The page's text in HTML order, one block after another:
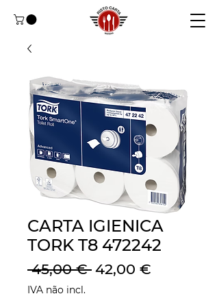
CARTA IGIENICA
TORK T8 472242
45,00 € Preço
42,00 €
IVA não incl.